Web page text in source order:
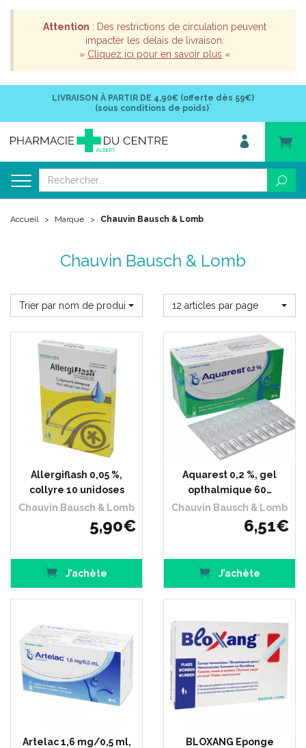
Attention : Des restrictions de circulation peuvent
impacter les délais de livraison.
» Cliquez ici pour en savoir plus «
LIVRAISON À PARTIR DE 4,90€ (offerte dès 59€)
(sous conditions de poids)*
Accueil Marque Chauvin Bausch & Lomb
Chauvin Bausch & Lomb
Trier par nom de produit 12 articles par page
Allergiflash 0,05 %,
collyre 10 unidoses
Chauvin Bausch & Lomb
5,90€
J’achète
Aquarest 0,2 %, gel
opthalmique 60…
Chauvin Bausch & Lomb
6,51€
J’achète
Artelac 1,6 mg/0,5 ml,
BLOXANG Eponge